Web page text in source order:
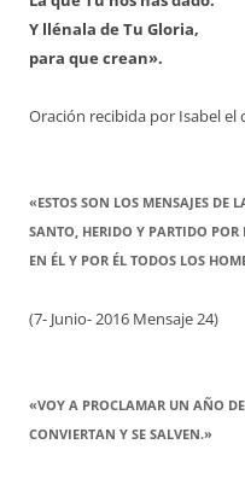
Y llénala de Tu Gloria,
para que crean».
Oración recibida por Isabel el
«ESTOS SON LOS MENSAJES DE
SANTO, HERIDO Y PARTIDO
EN ÉL Y POR ÉL TODOS LOS
(7- Junio- 2016 Mensaje 24)
«VOY A PROCLAMAR UN AÑO
CONVIERTAN Y SE SALVEN.»